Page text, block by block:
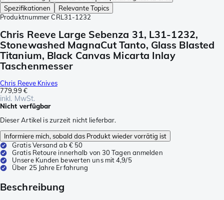
Spezifikationen
Relevante Topics
Produktnummer CRL31-1232
Chris Reeve Large Sebenza 31, L31-1232,
Stonewashed MagnaCut Tanto, Glass Blasted
Titanium, Black Canvas Micarta Inlay
Taschenmesser
Chris Reeve Knives
779,99 €
inkl. MwSt.
Nicht verfügbar
Dieser Artikel is zurzeit nicht lieferbar.
Informiere mich, sobald das Produkt wieder vorrätig ist
Gratis Versand ab € 50
Gratis Retoure innerhalb von 30 Tagen anmelden
Unsere Kunden bewerten uns mit 4,9/5
Über 25 Jahre Erfahrung
Beschreibung